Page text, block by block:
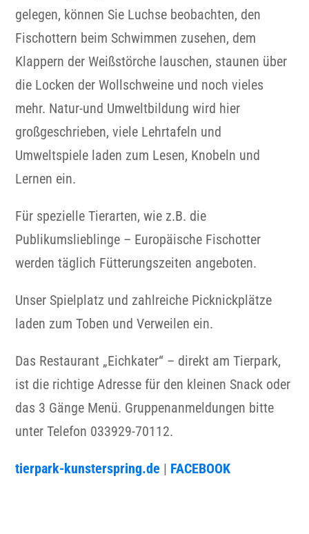
gelegen, können Sie Luchse beobachten, den
Fischottern beim Schwimmen zusehen, dem
Klappern der Weißstörche lauschen, staunen über
die Locken der Wollschweine und noch vieles
mehr. Natur-und Umweltbildung wird hier
großgeschrieben, viele Lehrtafeln und
Umweltspiele laden zum Lesen, Knobeln und
Lernen ein.
Für spezielle Tierarten, wie z.B. die
Publikumslieblinge – Europäische Fischotter
werden täglich Fütterungszeiten angeboten.
Unser Spielplatz und zahlreiche Picknickplätze
laden zum Toben und Verweilen ein.
Das Restaurant „Eichkater“ – direkt am Tierpark,
ist die richtige Adresse für den kleinen Snack oder
das 3 Gänge Menü. Gruppenanmeldungen bitte
unter Telefon 033929-70112.
tierpark-kunsterspring.de | FACEBOOK